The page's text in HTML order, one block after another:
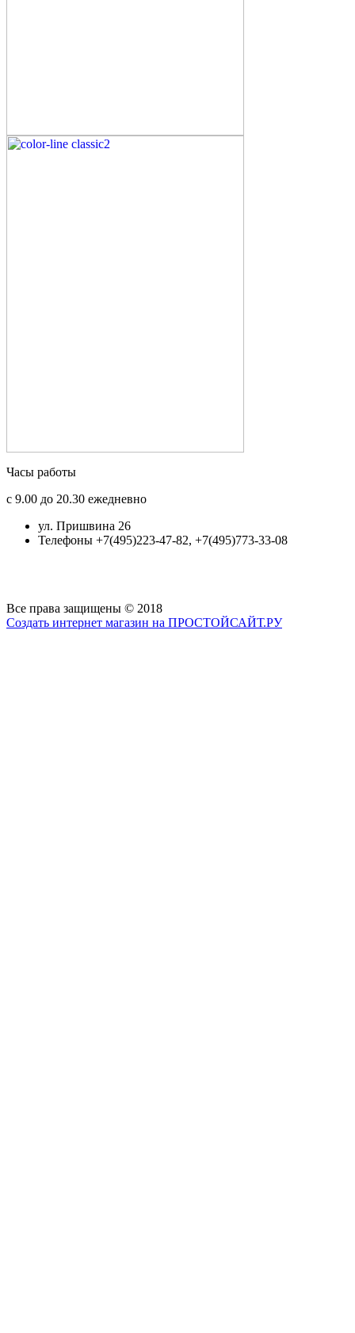
Часы работы
с 9.00 до 20.30 ежедневно
ул. Пришвина 26
Телефоны +7(495)223-47-82, +7(495)773-33-08
Все права защищены © 2018
Создать интернет магазин на ПРОСТОЙСАЙТ.РУ